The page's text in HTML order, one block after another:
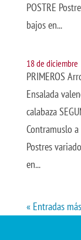
POSTRE
bajos en...
18 de diciembre
PRIMEROS
Ensalada
calabaza
Contramuslo
Postres
en...
« Entradas